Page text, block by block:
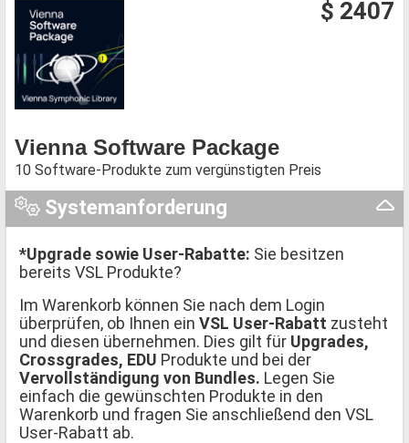
$ 2407
Vienna Software Package
10 Software-Produkte zum vergünstigten Preis
Systemanforderung
*Upgrade sowie User-Rabatte: Sie besitzen
bereits VSL Produkte?
Im Warenkorb können Sie nach dem Login
überprüfen, ob Ihnen ein VSL User-Rabatt zusteht
und diesen übernehmen. Dies gilt für Upgrades,
Crossgrades, EDU Produkte und bei der
Vervollständigung von Bundles. Legen Sie
einfach die gewünschten Produkte in den
Warenkorb und fragen Sie anschließend den VSL
User-Rabatt ab.